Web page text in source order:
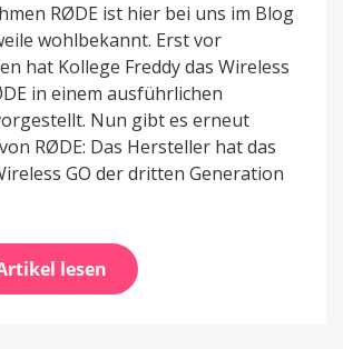
RØDE ist hier bei uns im Blog
wohlbekannt. Erst vor
hat Kollege Freddy das Wireless
in einem ausführlichen
Nun gibt es erneut
RØDE: Das Hersteller hat das
GO der dritten Generation
lesen